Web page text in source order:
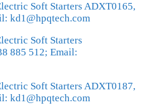
Soft Starters ADXT0165,
kd1@hpqtech.com
Soft Starters
885 512; Email:
Soft Starters ADXT0187,
kd1@hpqtech.com